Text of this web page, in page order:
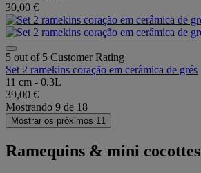
30,00 €
5 out of 5 Customer Rating
Set 2 ramekins coração em cerâmica de grés
11 cm - 0.3L
39,00 €
Mostrando 9 de 18
Mostrar os próximos 11
Ramequins & mini cocottes